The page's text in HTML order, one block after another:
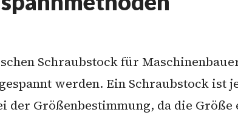
Schraubstock für
werden. Ein Schraubstock ist
der Größenbestimmung, da die